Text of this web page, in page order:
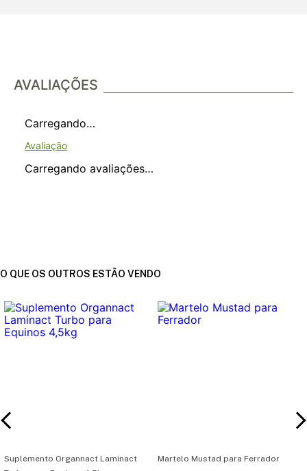
AVALIAÇÕES
Carregando…
Carregando avaliações…
O QUE OS OUTROS ESTÃO VENDO
Suplemento Organnact Laminact
Martelo Mustad para Ferrador